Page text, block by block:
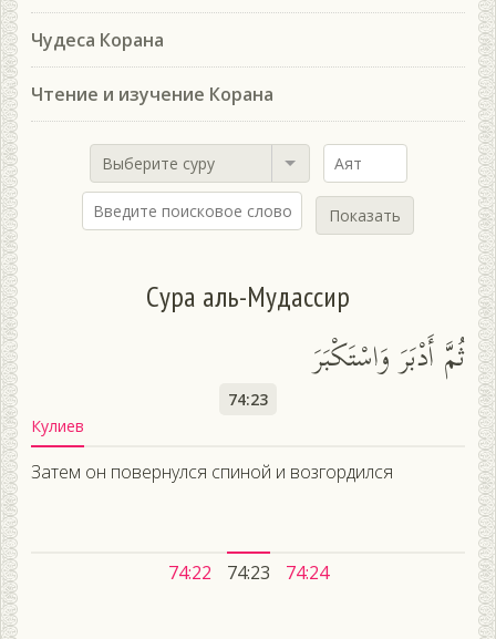
Чудеса Корана
Чтение и изучение Корана
Выберите суру
Показать
Сура аль-Мудассир
ثُمَّ أَدْبَرَ وَاسْتَكْبَرَ
74:23
Кулиев
Затем он повернулся спиной и возгордился
74:22 74:23 74:24